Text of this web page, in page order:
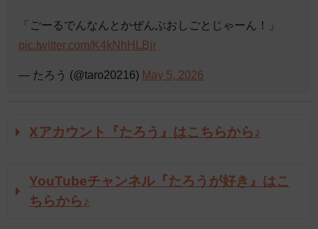
「ごーるでんなんとかぜんぶおしごとじゃーん！」
pic.twitter.com/K4kNhHLBjr
— たろう (@taro20216) May 5, 2026
Xアカウント『たろう』はこちらから♪
YouTubeチャンネル『たろうが好き』はこ
ちらから♪